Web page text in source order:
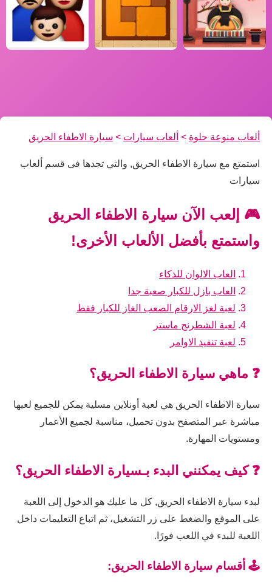
ألعاب منوعة حلوة > ألعاب سيارات > سيارة الاطفاء الحريق
استمتع مع سيارة الاطفاء الحريق, والتي تجدها فى قسم ألعاب
سيارات
🎮 إلعب الآن سيارة الاطفاء الحريق
واستمتع بأفضل الألعاب الأخرى!
العاب الالوان للذكاء
العاب بازل للكبار صعبة جدا
لعبة لغز الارقام الصعب الغاز للكبار فقط
لعبة الشطرنج ماستر
لعبة تنفيذ الاوامر
❓ ماهي سيارة الاطفاء الحريق؟
سيارة الاطفاء الحريق هي لعبة أونلاين مسلية يمكن للجميع لعبها
مباشرة عبر المتصفح بدون تحميل، مناسبة لجميع الأعمار
ومستويات المهارة.
❓ كيف يمكنني البدء بـسيارة الاطفاء الحريق؟
لبدء سيارة الاطفاء الحريق, كل ما عليك هو الدخول إلى اللعبة
على الموقع والضغط على زر التشغيل، ثم اتباع التعليمات داخل
اللعبة للبدء في اللعب فورًا.
🕹️ أقسام سيارة الاطفاء الحريق: